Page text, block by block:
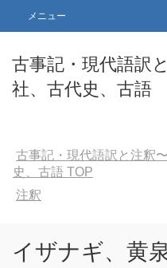
古事記・現代語訳
社、古代史、古語
メニュー
古事記・現代語訳と注釈
史、古語 TOP
注釈
イザナギ、黄